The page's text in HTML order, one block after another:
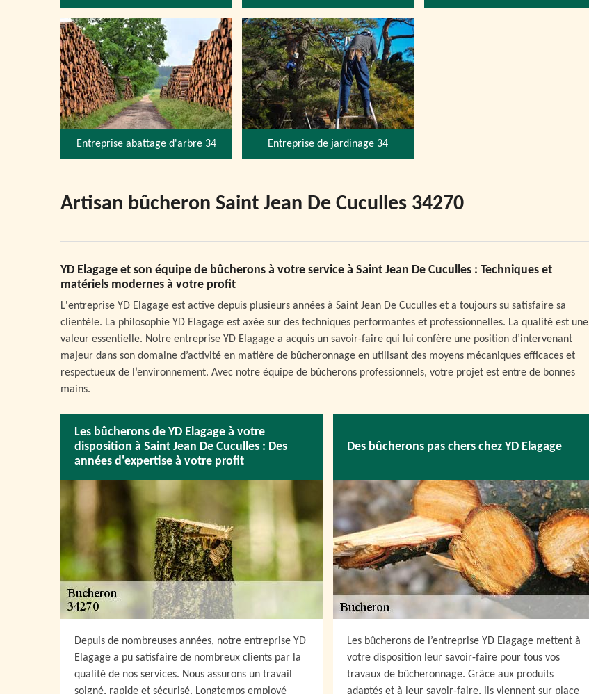
Entreprise abattage d'arbre 34 Entreprise de jardinage 34
Artisan bûcheron Saint Jean De Cuculles 34270
YD Elagage et son équipe de bûcherons à votre service à Saint Jean De Cuculles : Techniques et
matériels modernes à votre profit
L'entreprise YD Elagage est active depuis plusieurs années à Saint Jean De Cuculles et a toujours su satisfaire sa
clientèle. La philosophie YD Elagage est axée sur des techniques performantes et professionnelles. La qualité est une
valeur essentielle. Notre entreprise YD Elagage a acquis un savoir-faire qui lui confère une position d’intervenant
majeur dans son domaine d’activité en matière de bûcheronnage en utilisant des moyens mécaniques efficaces et
respectueux de l‘environnement. Avec notre équipe de bûcherons professionnels, votre projet est entre de bonnes
mains.
Les bûcherons de YD Elagage à votre
disposition à Saint Jean De Cuculles : Des
années d'expertise à votre profit
Depuis de nombreuses années, notre entreprise YD
Elagage a pu satisfaire de nombreux clients par la
qualité de nos services. Nous assurons un travail
soigné, rapide et sécurisé. Longtemps employé
Des bûcherons pas chers chez YD Elagage
Les bûcherons de l’entreprise YD Elagage mettent à
votre disposition leur savoir-faire pour tous vos
travaux de bûcheronnage. Grâce aux produits
adaptés et à leur savoir-faire, ils viennent sur place